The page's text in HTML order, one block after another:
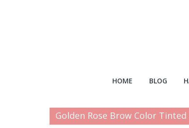
HOME BLOG
Golden Rose Brow Color